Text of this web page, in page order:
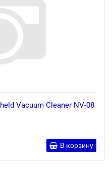
Vacuum Cleaner NV-08
В корзину